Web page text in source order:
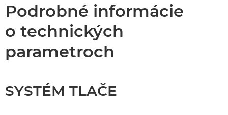
Podrobné informácie
o technických
parametroch
SYSTÉM TLAČE